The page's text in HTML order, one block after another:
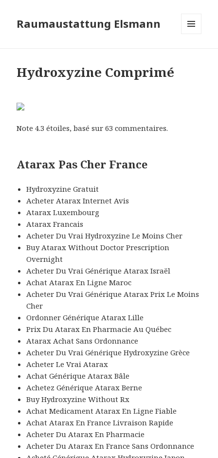
Raumaustattung Elsmann
Hydroxyzine Comprimé
Note4.3 étoiles, basé sur63 commentaires.
Atarax Pas Cher France
Hydroxyzine Gratuit
Acheter Atarax Internet Avis
Atarax Luxembourg
Atarax Francais
Acheter Du Vrai Hydroxyzine Le Moins Cher
Buy Atarax Without Doctor Prescription
Overnight
Acheter Du Vrai Générique Atarax Israël
Achat Atarax En Ligne Maroc
Acheter Du Vrai Générique Atarax Prix Le Moins
Cher
Ordonner Générique Atarax Lille
Prix Du Atarax En Pharmacie Au Québec
Atarax Achat Sans Ordonnance
Acheter Du Vrai Générique Hydroxyzine Grèce
Acheter Le Vrai Atarax
Achat Générique Atarax Bâle
Achetez Générique Atarax Berne
Buy Hydroxyzine Without Rx
Achat Medicament Atarax En Ligne Fiable
Achat Atarax En France Livraison Rapide
Acheter Du Atarax En Pharmacie
Acheter Du Atarax En France Sans Ordonnance